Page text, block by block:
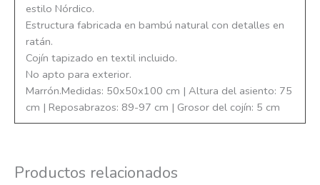
estilo Nórdico.
Estructura fabricada en bambú natural con detalles en
ratán.
Cojín tapizado en textil incluido.
No apto para exterior.
Marrón.Medidas: 50x50x100 cm | Altura del asiento: 75
cm | Reposabrazos: 89-97 cm | Grosor del cojín: 5 cm
Productos relacionados